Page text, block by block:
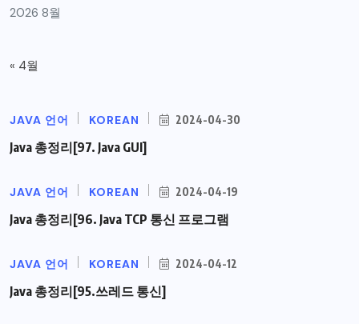
2026 8월
« 4월
JAVA 언어 KOREAN 2024-04-30
Java 총정리[97. Java GUI]
JAVA 언어 KOREAN 2024-04-19
Java 총정리[96. Java TCP 통신 프로그램
JAVA 언어 KOREAN 2024-04-12
Java 총정리[95.쓰레드 통신]